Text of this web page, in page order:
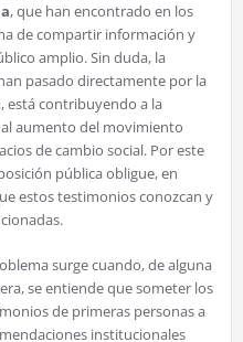
, que han encontrado en los
de compartir información y
amplio. Sin duda, la
pasado directamente por la
está contribuyendo a la
aumento del movimiento
de cambio social. Por este
pública obligue, en
estos testimonios conozcan y
surge cuando, de alguna
se entiende que someter los
de primeras personas a
institucionales